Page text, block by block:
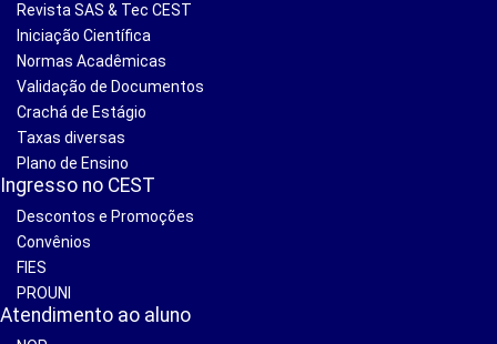
Revista SAS & Tec CEST
Iniciação Científica
Normas Acadêmicas
Validação de Documentos
Crachá de Estágio
Taxas diversas
Plano de Ensino
Ingresso no CEST
Descontos e Promoções
Convênios
FIES
PROUNI
Atendimento ao aluno